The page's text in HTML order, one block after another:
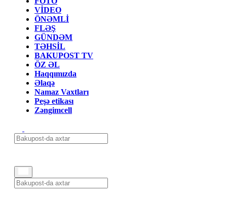
VİDEO
ÖNƏMLİ
FLƏŞ
GÜNDƏM
TƏHSİL
BAKUPOST TV
ÖZ ƏL
Haqqımızda
Əlaqə
Namaz Vaxtları
Peşə etikası
Zəngimcell